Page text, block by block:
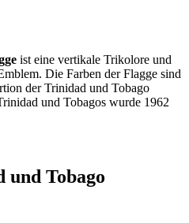
ist eine vertikale Trikolore und
Die Farben der Flagge sind
der Trinidad und Tobago
und Tobagos wurde 1962
und Tobago